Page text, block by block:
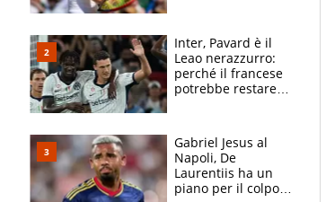
Inter, Pavard è il
Leao nerazzurro:
perché il francese
potrebbe restare
Gabriel Jesus al
Napoli, De
Laurentiis ha un
piano per il colpo